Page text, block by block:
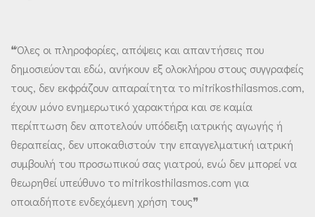
❝Όλες οι πληροφορίες, απόψεις και απαντήσεις που
δημοσιεύονται εδώ, ανήκουν εξ ολοκλήρου στους συγγραφείς
τους, δεν εκφράζουν απαραίτητα το mitrikosthilasmos.com,
έχουν μόνο ενημερωτικό χαρακτήρα και σε καμία
περίπτωση δεν αποτελούν υπόδειξη ιατρικής αγωγής ή
θεραπείας, δεν υποκαθιστούν την επαγγελματική ιατρική
συμβουλή του προσωπικού σας γιατρού, ενώ δεν μπορεί να
θεωρηθεί υπεύθυνο το mitrikosthilasmos.com για
οποιαδήποτε ενδεχόμενη χρήση τους❞